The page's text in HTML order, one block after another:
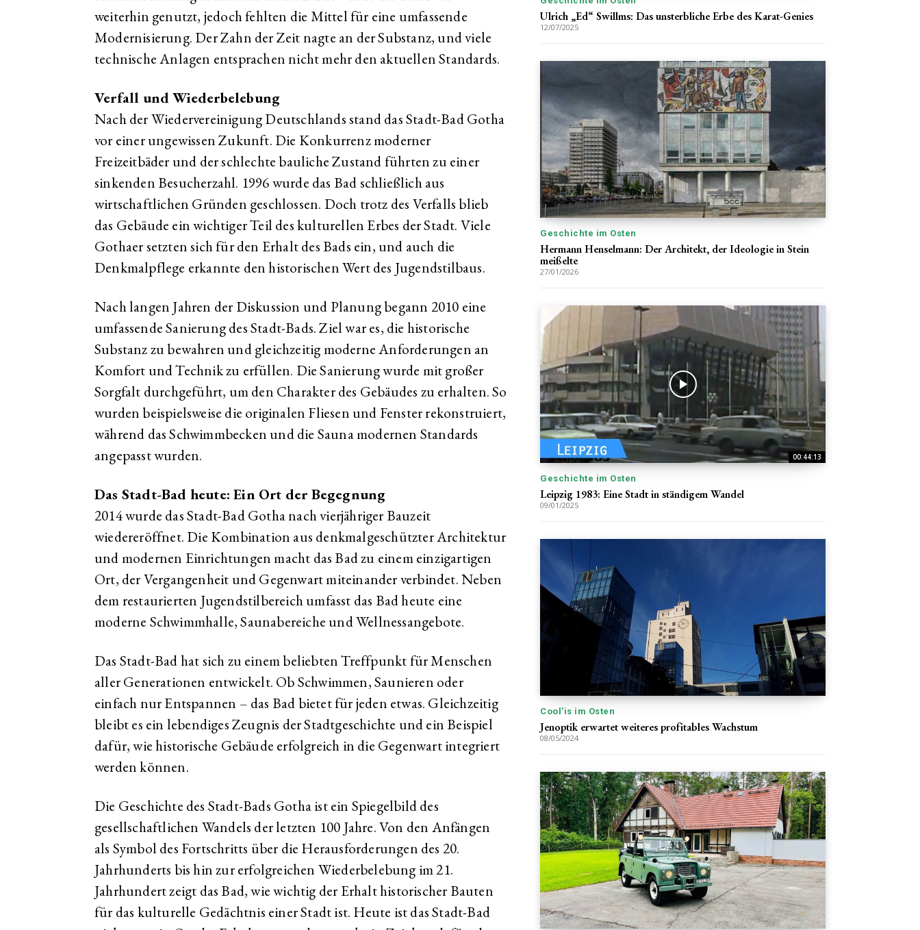
weiterhin genutzt, jedoch fehlten die Mittel für eine umfassende
Modernisierung. Der Zahn der Zeit nagte an der Substanz, und viele
technische Anlagen entsprachen nicht mehr den aktuellen Standards.
Verfall und Wiederbelebung
Nach der Wiedervereinigung Deutschlands stand das Stadt-Bad Gotha
vor einer ungewissen Zukunft. Die Konkurrenz moderner
Freizeitbäder und der schlechte bauliche Zustand führten zu einer
sinkenden Besucherzahl. 1996 wurde das Bad schließlich aus
wirtschaftlichen Gründen geschlossen. Doch trotz des Verfalls blieb
das Gebäude ein wichtiger Teil des kulturellen Erbes der Stadt. Viele
Gothaer setzten sich für den Erhalt des Bads ein, und auch die
Denkmalpflege erkannte den historischen Wert des Jugendstilbaus.
Nach langen Jahren der Diskussion und Planung begann 2010 eine
umfassende Sanierung des Stadt-Bads. Ziel war es, die historische
Substanz zu bewahren und gleichzeitig moderne Anforderungen an
Komfort und Technik zu erfüllen. Die Sanierung wurde mit großer
Sorgfalt durchgeführt, um den Charakter des Gebäudes zu erhalten. So
wurden beispielsweise die originalen Fliesen und Fenster rekonstruiert,
während das Schwimmbecken und die Sauna modernen Standards
angepasst wurden.
Das Stadt-Bad heute: Ein Ort der Begegnung
2014 wurde das Stadt-Bad Gotha nach vierjähriger Bauzeit
wiedereröffnet. Die Kombination aus denkmalgeschützter Architektur
und modernen Einrichtungen macht das Bad zu einem einzigartigen
Ort, der Vergangenheit und Gegenwart miteinander verbindet. Neben
dem restaurierten Jugendstilbereich umfasst das Bad heute eine
moderne Schwimmhalle, Saunabereiche und Wellnessangebote.
Das Stadt-Bad hat sich zu einem beliebten Treffpunkt für Menschen
aller Generationen entwickelt. Ob Schwimmen, Saunieren oder
einfach nur Entspannen – das Bad bietet für jeden etwas. Gleichzeitig
bleibt es ein lebendiges Zeugnis der Stadtgeschichte und ein Beispiel
dafür, wie historische Gebäude erfolgreich in die Gegenwart integriert
werden können.
Die Geschichte des Stadt-Bads Gotha ist ein Spiegelbild des
gesellschaftlichen Wandels der letzten 100 Jahre. Von den Anfängen
als Symbol des Fortschritts über die Herausforderungen des 20.
Jahrhunderts bis hin zur erfolgreichen Wiederbelebung im 21.
Jahrhundert zeigt das Bad, wie wichtig der Erhalt historischer Bauten
für das kulturelle Gedächtnis einer Stadt ist. Heute ist das Stadt-Bad
Ulrich „Ed“ Swillms: Das unsterbliche Erbe des Karat-Genies
12/07/2025
Geschichte im Osten
Hermann Henselmann: Der Architekt, der Ideologie in Stein
meißelte
27/01/2026
00:44:13
Geschichte im Osten
Leipzig 1983: Eine Stadt in ständigem Wandel
09/01/2025
Cool'is im Osten
Jenoptik erwartet weiteres profitables Wachstum
08/05/2024